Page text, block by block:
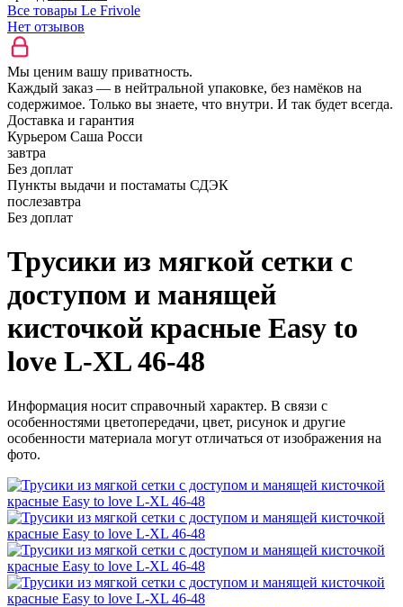
Все товары Le Frivole
Нет отзывов
Мы ценим вашу приватность.
Каждый заказ — в нейтральной упаковке, без намёков на
содержимое. Только вы знаете, что внутри. И так будет всегда.
Доставка и гарантия
Курьером Саша Росси
завтра
Без доплат
Пункты выдачи и постаматы СДЭК
послезавтра
Без доплат
Трусики из мягкой сетки с
доступом и манящей
кисточкой красные Easy to
love L-XL 46-48
Информация носит справочный характер. В связи с
особенностями цветопередачи, цвет, рисунок и другие
особенности материала могут отличаться от изображения на
фото.